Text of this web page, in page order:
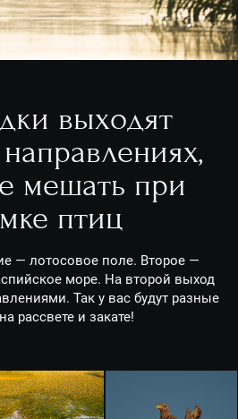
выходят
мешать при
птиц
— лотосовое поле. Второе —
море. На второй выход
Так у вас будут разные
рассвете и закате!